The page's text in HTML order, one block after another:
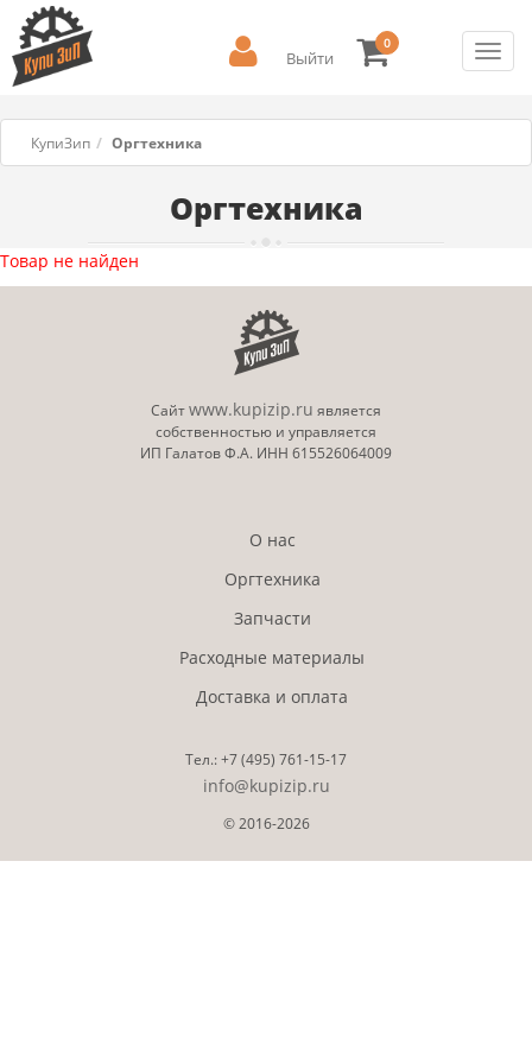
Выйти
0
КупиЗип Оргтехника
Оргтехника
Товар не найден
Сайтwww.kupizip.ru является
собственностью и управляется
ИП Галатов Ф.А. ИНН 615526064009
О нас
Оргтехника
Запчасти
Расходные материалы
Доставка и оплата
Тел.:+7 (495) 761-15-17
info@kupizip.ru
© 2016-2026